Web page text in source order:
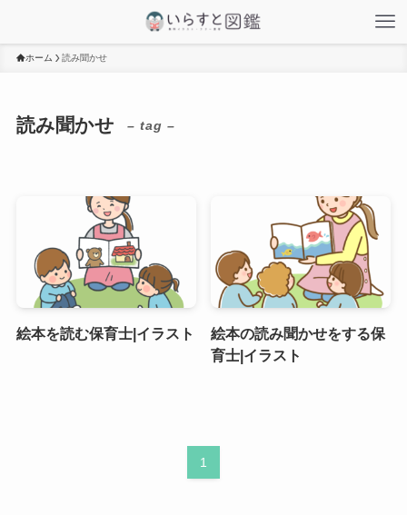
ホーム 読み聞かせ
読み聞かせ – tag –
絵本を読む保育士|イラスト
絵本の読み聞かせをする保
育士|イラスト
1